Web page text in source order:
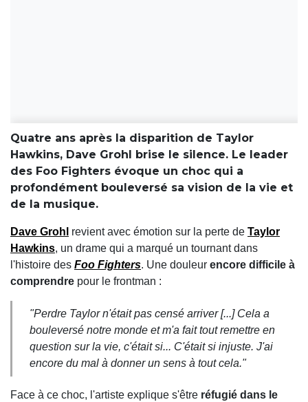
Quatre ans après la disparition de Taylor
Hawkins, Dave Grohl brise le silence. Le leader
des Foo Fighters évoque un choc qui a
profondément bouleversé sa vision de la vie et
de la musique.
Dave Grohl revient avec émotion sur la perte de Taylor
Hawkins, un drame qui a marqué un tournant dans
l'histoire des Foo Fighters. Une douleur encore difficile à
comprendre pour le frontman :
"Perdre Taylor n'était pas censé arriver [...] Cela a
bouleversé notre monde et m'a fait tout remettre en
question sur la vie, c'était si... C'était si injuste. J'ai
encore du mal à donner un sens à tout cela."
Face à ce choc, l'artiste explique s'être réfugié dans le